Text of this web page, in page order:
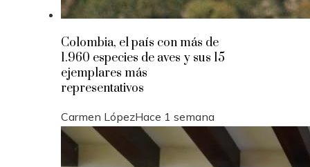
Colombia, el país con más de
1.960 especies de aves y sus 15
ejemplares más
representativos
Carmen LópezHace 1 semana